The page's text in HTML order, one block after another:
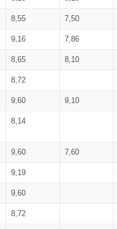
8,55 7,50
9,16 7,86
8,65 8,10
8,72
9,60 9,10
8,14
9,60 7,60
9,19
9,60
8,72